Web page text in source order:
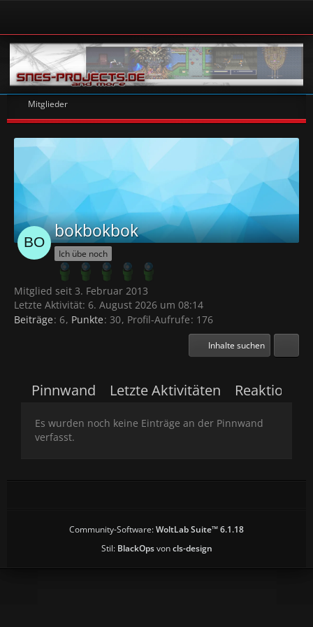
Mitglieder
bokbokbok
Ich übe noch
Mitglied seit 3. Februar 2013
Letzte Aktivität: 6. August 2026 um 08:14
Beiträge 6 Punkte 30 Profil-Aufrufe 176
Inhalte suchen
Pinnwand Letzte Aktivitäten Reaktionen
Es wurden noch keine Einträge an der Pinnwand
verfasst.
Community-Software:WoltLab Suite™ 6.1.18
Stil: BlackOpsvoncls-design